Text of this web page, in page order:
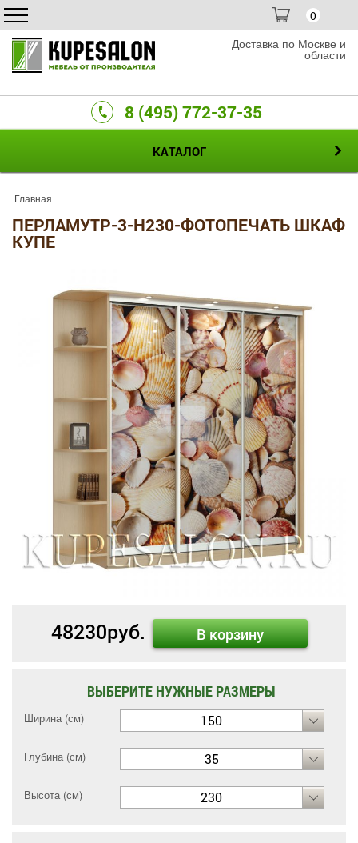
0
Доставка по Москве и
области
8 (495) 772-37-35
КАТАЛОГ
Главная
ПЕРЛАМУТР-3-H230-ФОТОПЕЧАТЬ ШКАФ
КУПЕ
48230руб. В корзину
ВЫБЕРИТЕ НУЖНЫЕ РАЗМЕРЫ
Ширина (см) 150
Глубина (см) 35
Высота (см) 230